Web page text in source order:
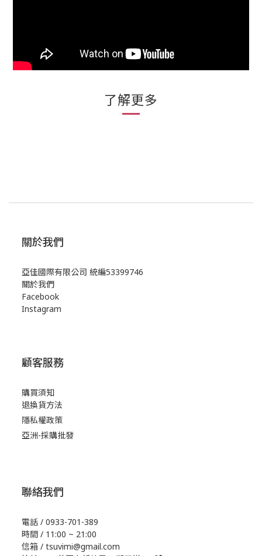
了解更多
關於我們
亞佳國際有限公司 統編53399746
關於我們
Facebook
Instagram
顧客服務
購買須知
退換貨方法
隱私權政策
亞洲-採購批發
聯絡我們
電話 / 0933-701-389
時間 / 11:00 ~ 21:00
信箱 / tsuvimi@gmail.com